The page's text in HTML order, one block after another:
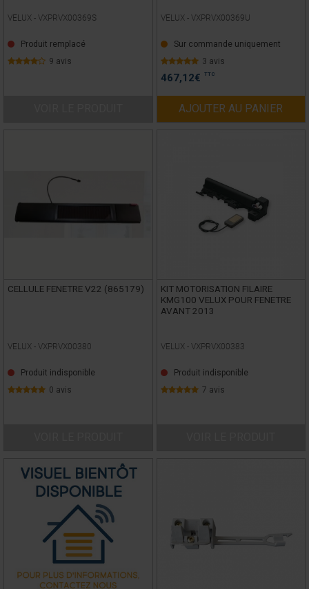
VELUX - VXPRVX00369S
Produit remplacé
9 avis
VELUX - VXPRVX00369U
Sur commande uniquement
3 avis
467,12€ TTC
AJOUTER AU PANIER
CELLULE FENETRE V22 (865179)
VELUX - VXPRVX00380
Produit indisponible
0 avis
KIT MOTORISATION FILAIRE
KMG100 VELUX POUR FENETRE
AVANT 2013
VELUX - VXPRVX00383
Produit indisponible
7 avis